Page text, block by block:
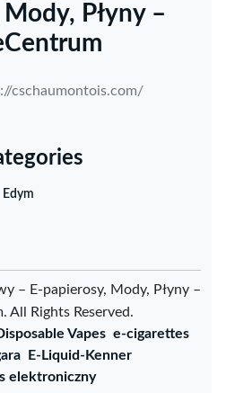
Płyny –
cschaumontois.com/
Edym
– E-papierosy, Mody, Płyny –
All Rights Reserved.
Vapes e-cigarettes
E-Liquid-Kenner
elektroniczny